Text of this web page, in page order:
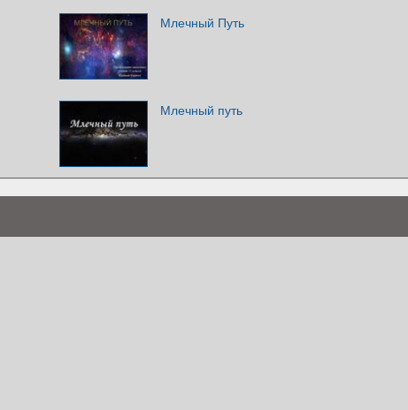
Млечный Путь
Млечный путь